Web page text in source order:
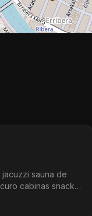
sauna de
cabinas snack
acogedor. Popular
Solo hombres.